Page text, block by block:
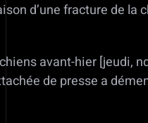
d’une fracture de
avant-hier [jeudi,
de presse a